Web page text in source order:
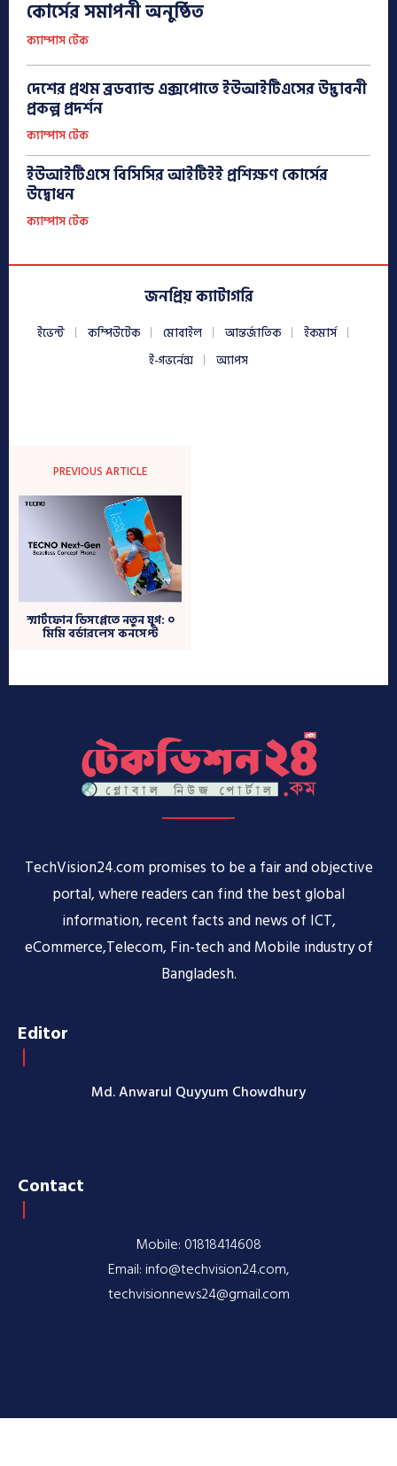
TechVision24.com promises to be a fair and objective
portal, where readers can find the best global
information, recent facts and news of ICT,
eCommerce,Telecom, Fin-tech and Mobile industry of
Bangladesh.
Editor
Md. Anwarul Quyyum Chowdhury
Contact
Mobile: 01818414608
Email: info@techvision24.com,
techvisionnews24@gmail.com